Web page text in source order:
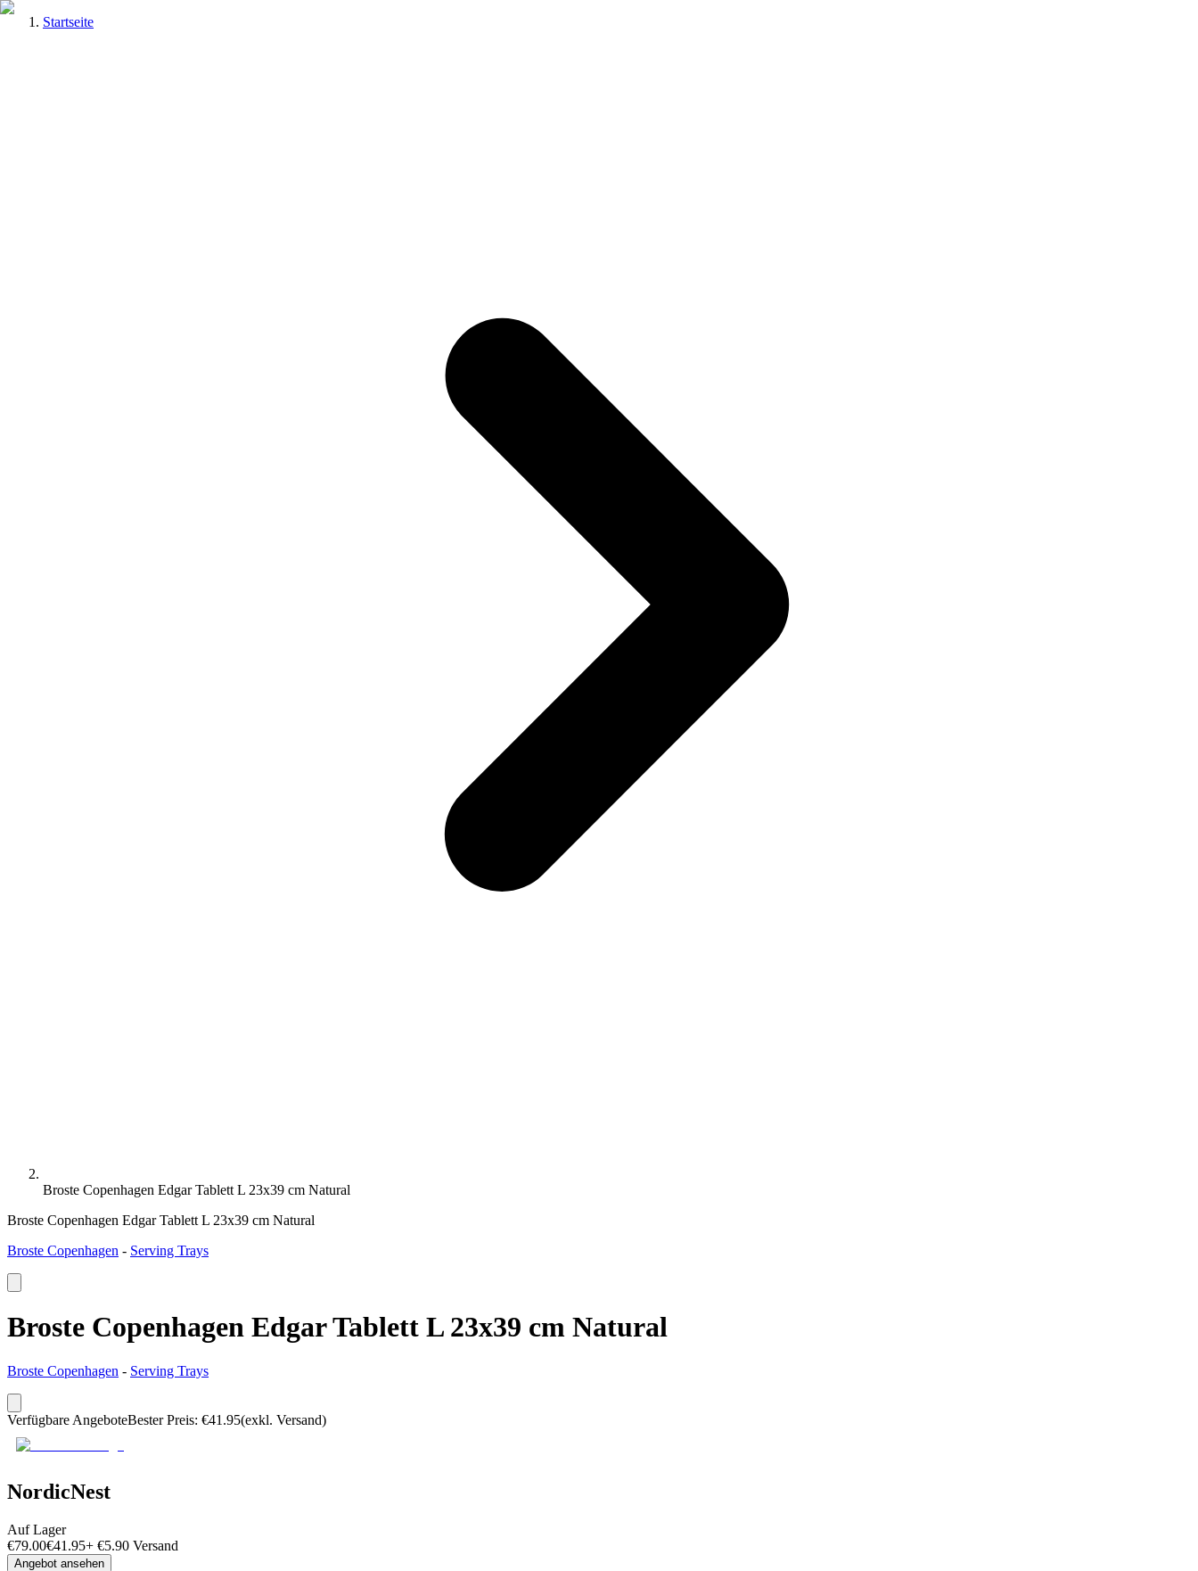
Startseite
Broste Copenhagen Edgar Tablett L 23x39 cm Natural
Broste Copenhagen Edgar Tablett L 23x39 cm Natural
Broste Copenhagen - Serving Trays
Broste Copenhagen Edgar Tablett L 23x39 cm Natural
Broste Copenhagen - Serving Trays
Verfügbare AngeboteBester Preis: €41.95(exkl. Versand)
NordicNest
Auf Lager
€79.00€41.95+ €5.90 Versand
Angebot ansehen